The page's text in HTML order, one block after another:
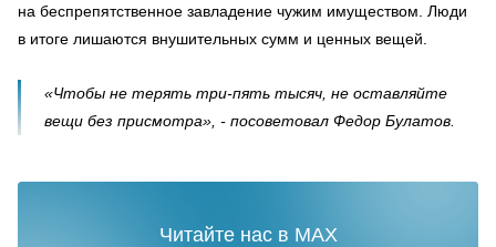
на беспрепятственное завладение чужим имуществом. Люди
в итоге лишаются внушительных сумм и ценных вещей.
«Чтобы не терять три-пять тысяч, не оставляйте
вещи без присмотра», - посоветовал Федор Булатов.
Читайте нас в MAX